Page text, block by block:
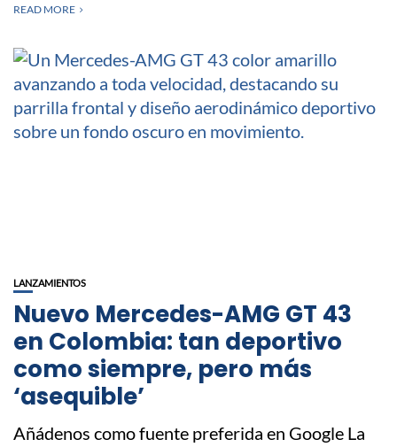
READ MORE
LANZAMIENTOS
Nuevo Mercedes-AMG GT 43
en Colombia: tan deportivo
como siempre, pero más
‘asequible’
Añádenos como fuente preferida en Google La